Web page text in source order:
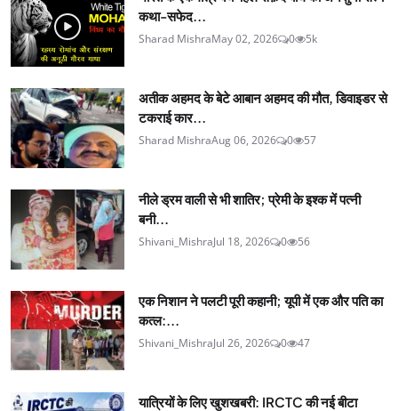
कथा-सफेद...
Sharad MishraMay 02, 2026 0 5k
अतीक अहमद के बेटे आबान अहमद की मौत, डिवाइडर से
टकराई कार...
Sharad MishraAug 06, 2026 0 57
नीले ड्रम वाली से भी शातिर; प्रेमी के इश्‍क में पत्नी
बनी...
Shivani_MishraJul 18, 2026 0 56
एक निशान ने पलटी पूरी कहानी; यूपी में एक और पति का
कत्ल:...
Shivani_MishraJul 26, 2026 0 47
यात्रियों के लिए खुशखबरी: IRCTC की नई बीटा